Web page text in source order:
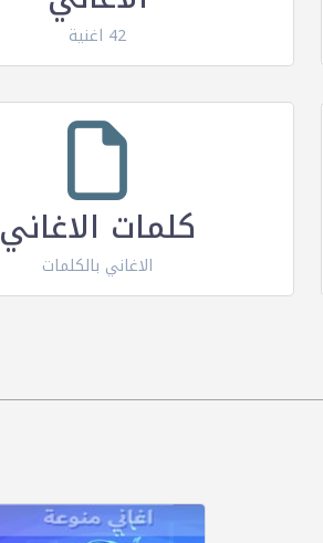
42 اغنية
كلمات الاغاني
الاغاني بالكلمات